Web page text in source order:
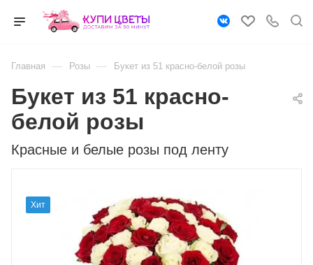
Главная — Розы — Букет из 51 красно-белой розы
Красные и белые розы под ленту
Букет из 51 красно-
белой розы
Хит